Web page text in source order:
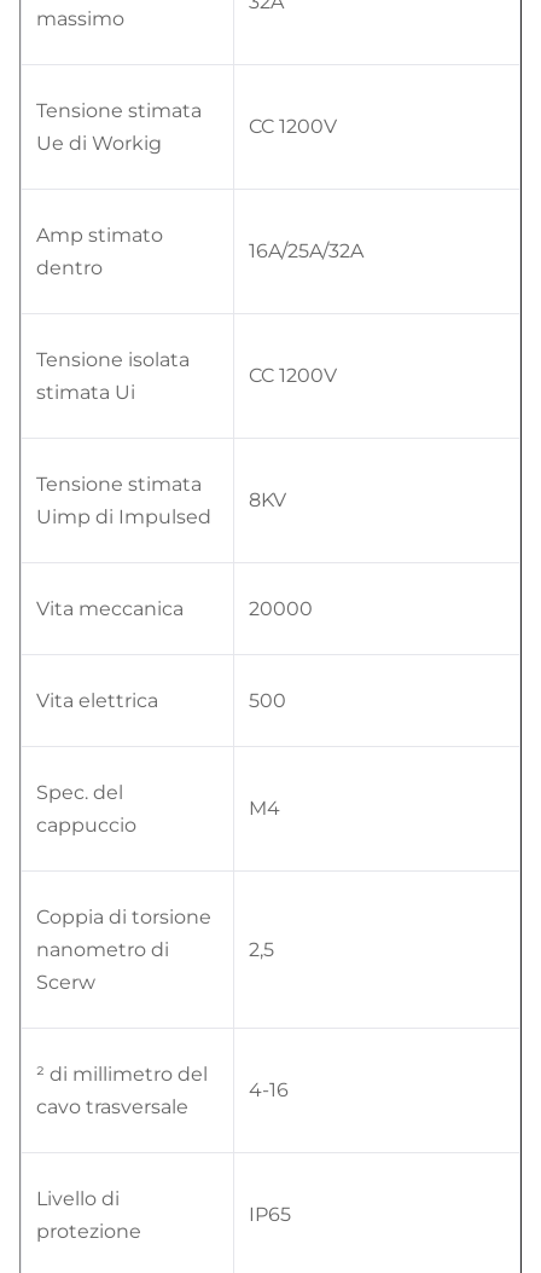
massimo
Tensione stimata
Ue di Workig
CC 1200V
Amp stimato
dentro
16A/25A/32A
Tensione isolata
stimata Ui
CC 1200V
Tensione stimata
Uimp di Impulsed
8KV
Vita meccanica 20000
Vita elettrica 500
Spec. del
cappuccio
M4
Coppia di torsione
nanometro di
Scerw
2,5
² di millimetro del
cavo trasversale
4-16
Livello di
protezione
IP65